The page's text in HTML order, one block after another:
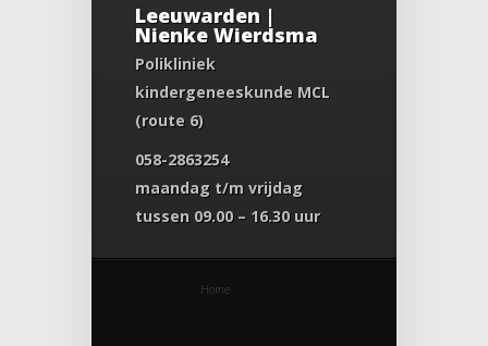
Leeuwarden |
Nienke Wierdsma
Polikliniek
kindergeneeskunde MCL
(route 6)
058-2863254
maandag t/m vrijdag
tussen 09.00 – 16.30 uur
Home